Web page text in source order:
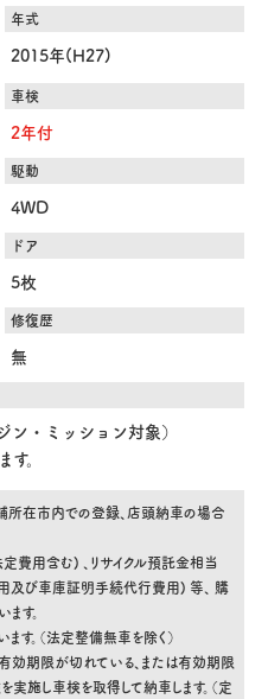
年式
2015年(H27)
車検
2年付
駆動
4WD
ドア
5枚
修復歴
無
・ミッション対象）
。
所在市内での登録、店頭納車の場合
費用含む) 、リサイクル預託金相当
及び車庫証明手続代行費用) 等、 購
す。
す。（法定整備無車を除く）
効期限が切れている、または有効期限
施し車検を取得して納車します。（定